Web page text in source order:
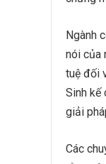
Ngành
nói của
tuệ đối
Sinh kế
giải
Các